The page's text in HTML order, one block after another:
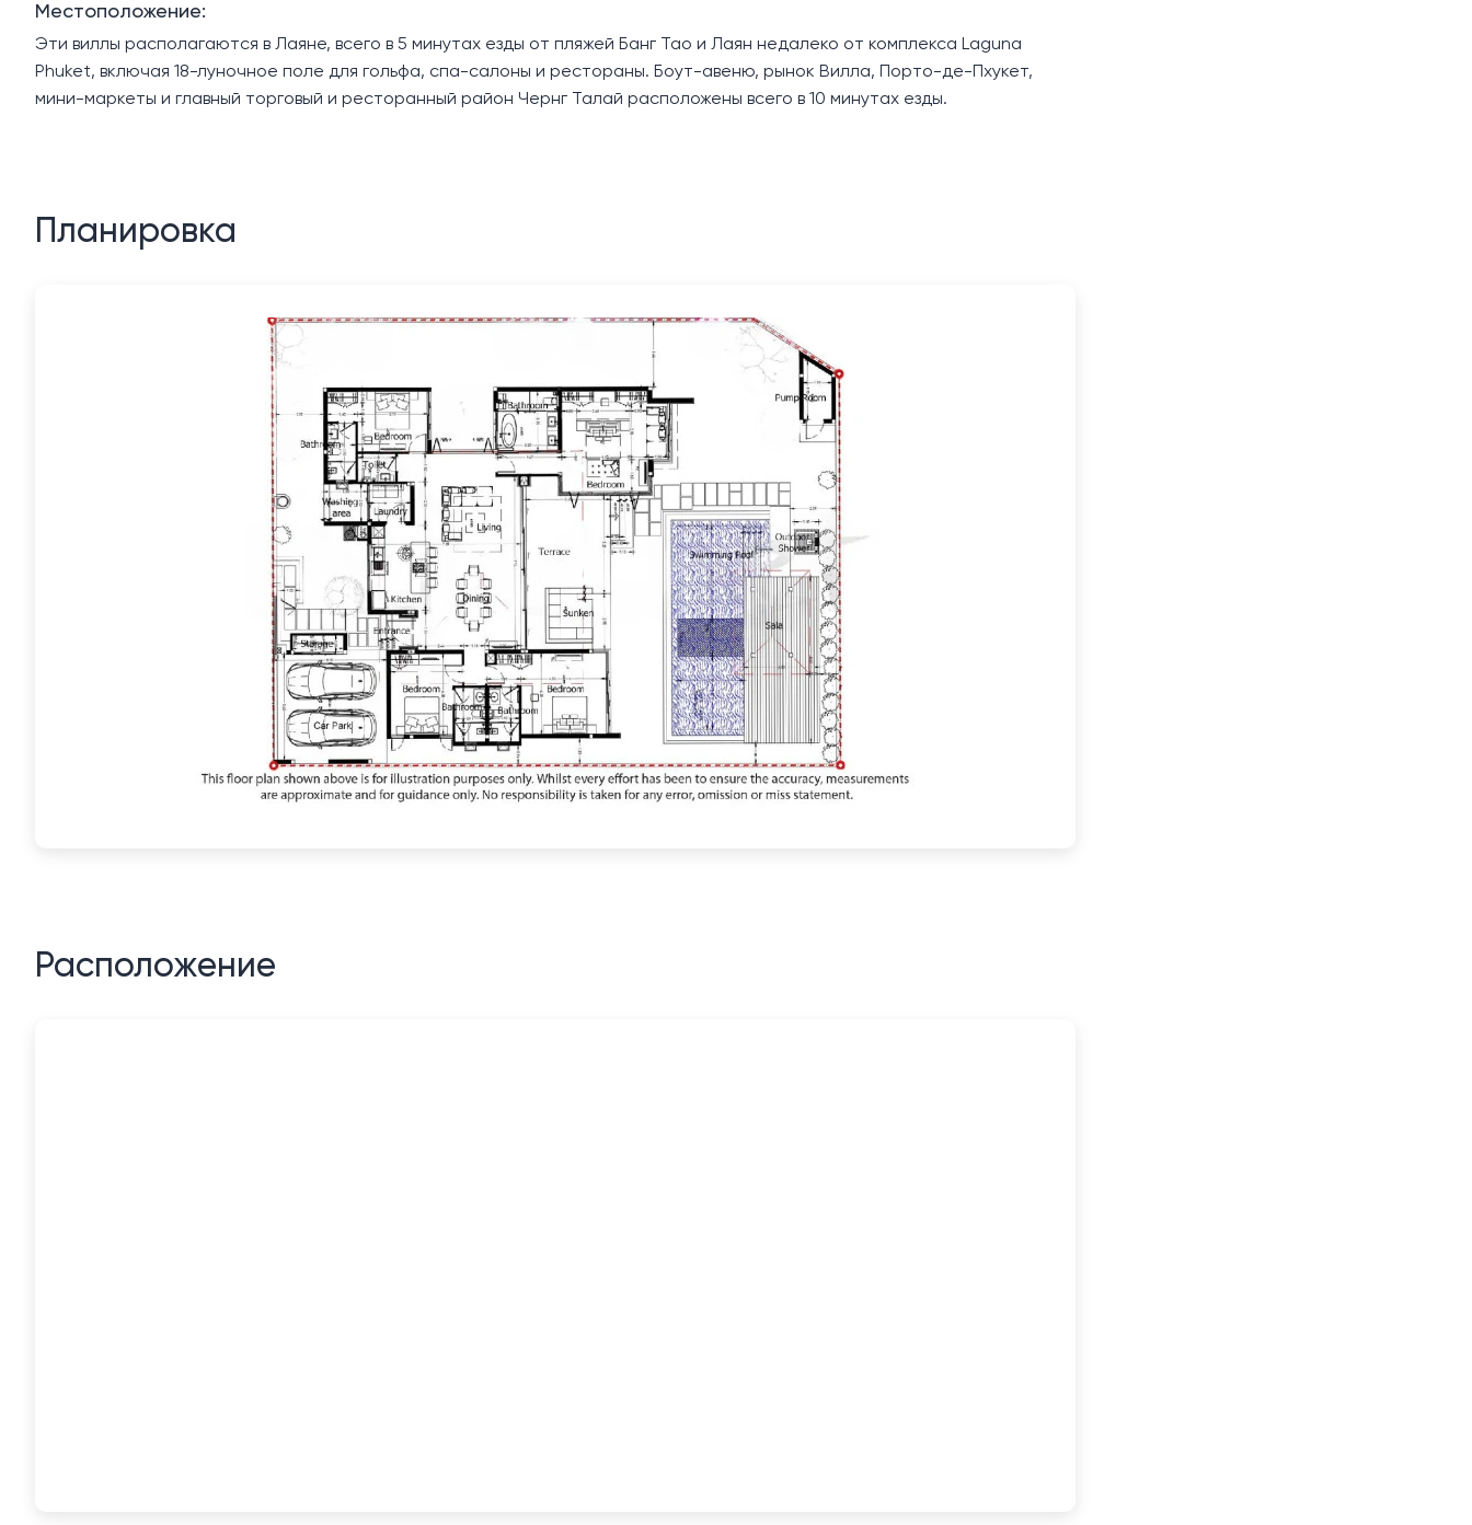
Местоположение:
Эти виллы располагаются в Лаяне, всего в 5 минутах езды от пляжей Банг Тао и Лаян недалеко от комплекса Laguna
Phuket, включая 18-луночное поле для гольфа, спа-салоны и рестораны. Боут-авеню, рынок Вилла, Порто-де-Пхукет,
мини-маркеты и главный торговый и ресторанный район Чернг Талай расположены всего в 10 минутах езды.
Планировка
Расположение